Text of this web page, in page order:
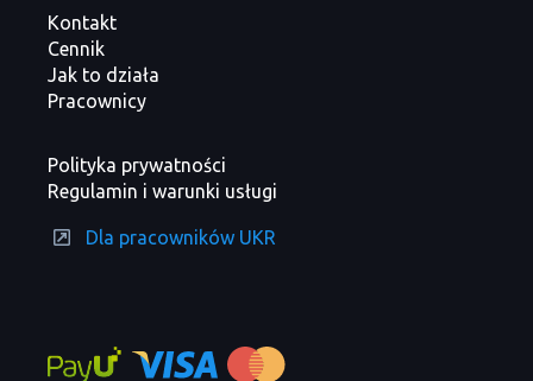
Kontakt
Cennik
Jak to działa
Pracownicy
Polityka prywatności
Regulamin i warunki usługi
Dla pracowników UKR